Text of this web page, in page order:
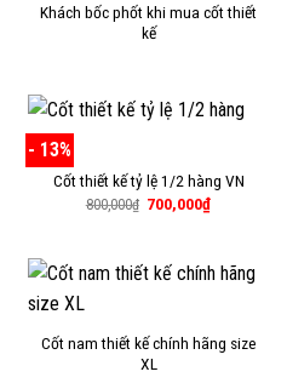
Khách bốc phốt khi mua cốt thiết
kế
- 13%
Cốt thiết kế tỷ lệ 1/2 hàng VN
800,000₫ Giá
700,000₫Giá
700,000₫.
Cốt nam thiết kế chính hãng size
XL